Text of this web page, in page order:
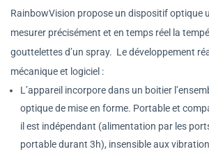
RainbowVision propose un dispositif optique
mesurer précisément et en temps réel la
gouttelettes d’un spray. Le développement
mécanique et logiciel :
L’appareil incorpore dans un boitier
optique de mise en forme. Portable et
il est indépendant (alimentation par les
portable durant 3h), insensible aux